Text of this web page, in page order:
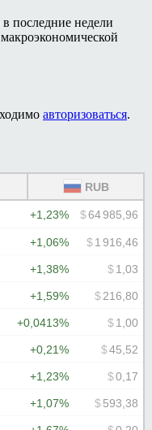
последние недели
авторизоваться.